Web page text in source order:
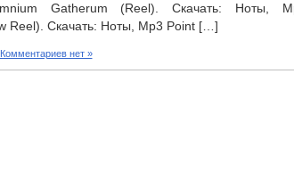
Gatherum (Reel). Скачать: Ноты,
Reel). Скачать: Ноты, Mp3 Point […]
Комментариев нет »